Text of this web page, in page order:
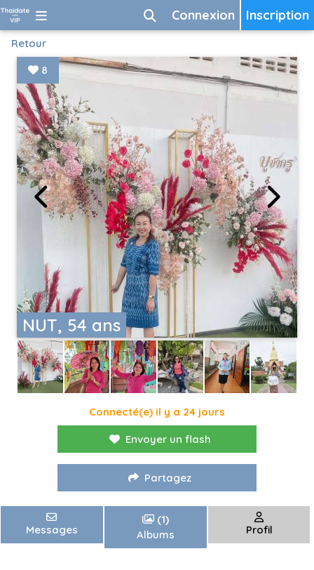
Inscription
Connexion
Retour
NUT, 54 ans
8
Connecté(e) il y a 24 jours
Envoyer un flash
Partagez
Messages
(1)
Albums
Profil